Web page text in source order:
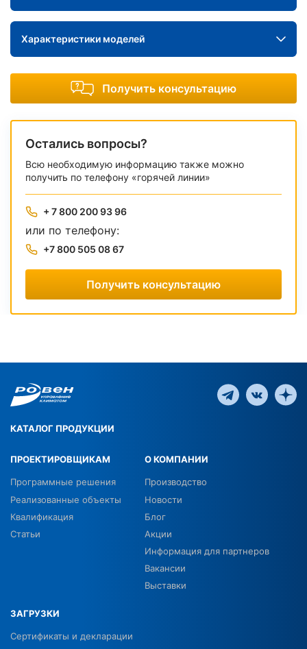
Характеристики моделей
Получить консультацию
Остались вопросы?
Всю необходимую информацию также можно
получить по телефону «горячей линии»
+ 7 800 200 93 96
или по телефону:
+7 800 505 08 67
Получить консультацию
КАТАЛОГ ПРОДУКЦИИ
ПРОЕКТИРОВЩИКАМ
Программные решения
Реализованные объекты
Квалификация
Статьи
О КОМПАНИИ
Производство
Новости
Блог
Акции
Информация для партнеров
Вакансии
Выставки
ЗАГРУЗКИ
Сертификаты и декларации